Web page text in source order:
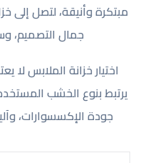
مبتكرة وأنيقة، لتصل إلى
جمال التصميم،
اختيار خزانة الملابس
يرتبط بنوع الخشب
جودة الإكسسوارات،